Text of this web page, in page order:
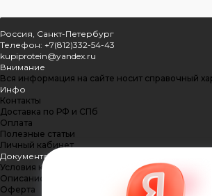
Россия, Санкт-Петербург
Телефон: +7(812)332-54-43
kupiprotein@yandex.ru
Внимание
Вся информация на сайте носит справочный
Инфо
Контакты
Доставка по РФ и СПб
Оплата
Полезные статьи
Личный кабинет
Документация
Условия конфиденциальности
Описание процесса передачи данных
Оферта